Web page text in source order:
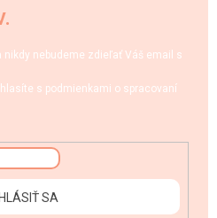
nikdy nebudeme zdieľať Váš email s
s podmienkami o spracovaní
SA